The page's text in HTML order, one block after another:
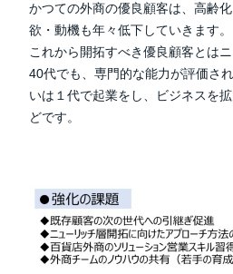
かつての外商の優良顧客は、高齢
欲・動機も年々低下していきます。
これから開拓すべき優良顧客とは
40代でも、専門的な能力が評価さ
いは１代で起業をし、ビジネスを
どです。